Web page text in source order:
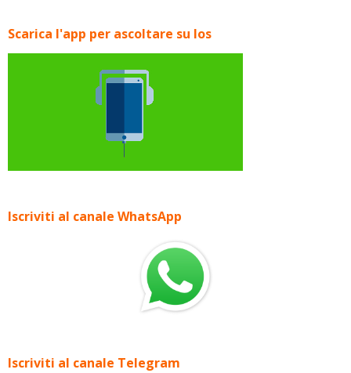
Scarica l'app per ascoltare su Ios
Iscriviti al canale WhatsApp
Iscriviti al canale Telegram